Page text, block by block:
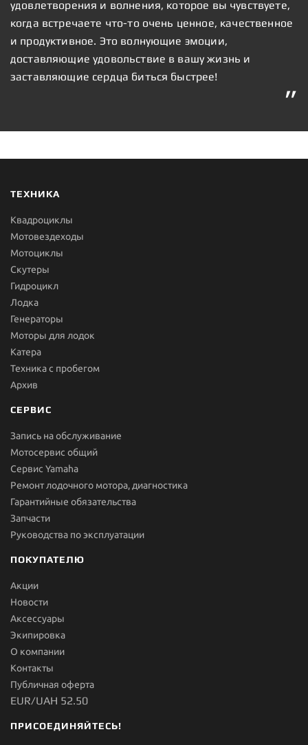
удовлетворения и волнения, которое вы чувствуете,
когда встречаете что-то очень ценное, качественное
и продуктивное. Это волнующие эмоции,
доставляющие удовольствие в вашу жизнь и
заставляющие сердца биться быстрее!
ТЕХНИКА
Квадроциклы
Мотовездеходы
Мотоциклы
Скутеры
Гидроцикл
Лодка
Генераторы
Моторы для лодок
Катера
Техника с пробегом
Архив
СЕРВИС
Запись на обслуживание
Мотосервис общий
Сервис Yamaha
Ремонт лодочного мотора, диагностика
Гарантийные обязательства
Запчасти
Руководства по эксплуатации
ПОКУПАТЕЛЮ
Акции
Новости
Aксессуары
Экипировка
О компании
Контакты
Публичная оферта
EUR/UAH 52.50
ПРИСОЕДИНЯЙТЕСЬ!